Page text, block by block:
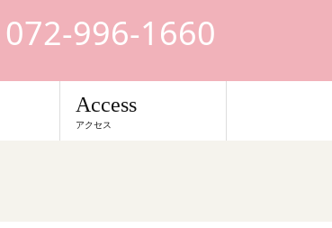
072-996-1660
Access
アクセス